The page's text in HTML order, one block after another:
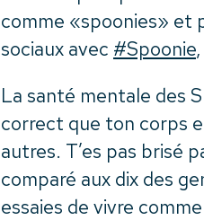
comme «spoonies» et
sociaux avec #Spoonie,
La santé mentale des
correct que ton corps
autres. T’es pas brisé
comparé aux dix des
essaies de vivre